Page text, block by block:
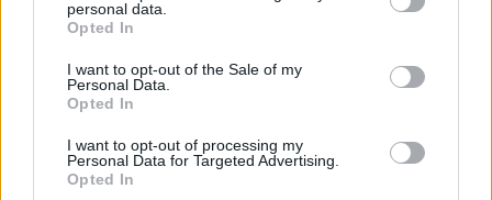
grant or deny consent to Google and its third-party tags to
use your data for below specified purposes in below Google
consent section.
personal data.
Opted In
I want to opt-out of the Sale of my
Personal Data.
Opted In
I want to opt-out of processing my
Personal Data for Targeted Advertising.
Opted In
SZÉTVERTE A BÖRTÖNCELLÁT EGY FÉRFI A
2024. Április. 26. 09:31
Cselekményével közel 200 ezer forint kárt okozott.
ELÍTÉLTEK NÉGY EMBERT, AKI A BÖRTÖNBŐL
KÖVETETT EL CSALÁST
2024. Április. 08. 18:40